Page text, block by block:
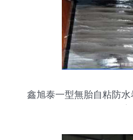
鑫旭泰一型無胎自粘防